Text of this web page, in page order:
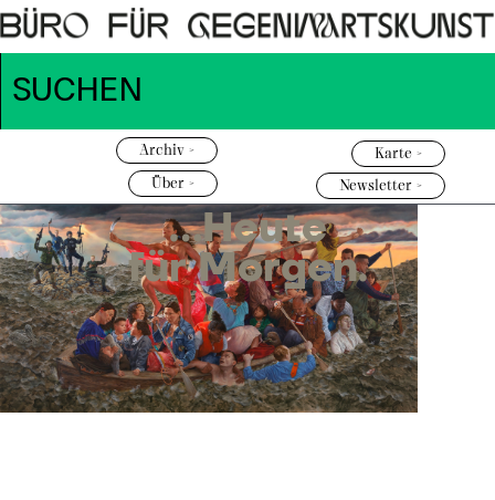
Archiv >
Über >
Karte >
Newsletter >
...Heute
für Morgen.